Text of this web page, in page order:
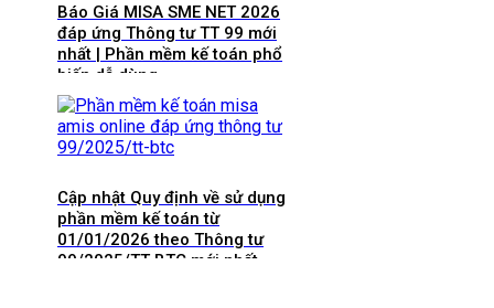
Báo Giá MISA SME NET 2026
đáp ứng Thông tư TT 99 mới
nhất | Phần mềm kế toán phổ
biến dễ dùng
Cập nhật Quy định về sử dụng
phần mềm kế toán từ
01/01/2026 theo Thông tư
99/2025/TT-BTC mới nhất